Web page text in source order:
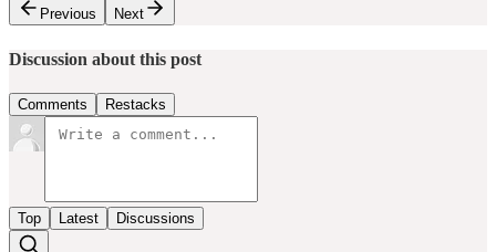
Previous
Next
Discussion about this post
Comments Restacks
Top Latest Discussions